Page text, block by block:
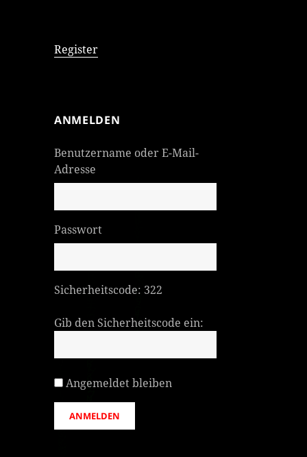
Register
ANMELDEN
Benutzername oder E-Mail-
Adresse
Passwort
Sicherheitscode: 322
Gib den Sicherheitscode ein:
Angemeldet bleiben
ANMELDEN